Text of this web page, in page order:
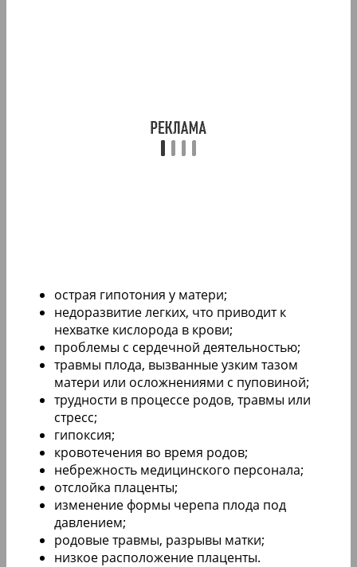
острая гипотония у матери;
недоразвитие легких, что приводит к
нехватке кислорода в крови;
проблемы с сердечной деятельностью;
травмы плода, вызванные узким тазом
матери или осложнениями с пуповиной;
трудности в процессе родов, травмы или
стресс;
гипоксия;
кровотечения во время родов;
небрежность медицинского персонала;
отслойка плаценты;
изменение формы черепа плода под
давлением;
родовые травмы, разрывы матки;
низкое расположение плаценты.